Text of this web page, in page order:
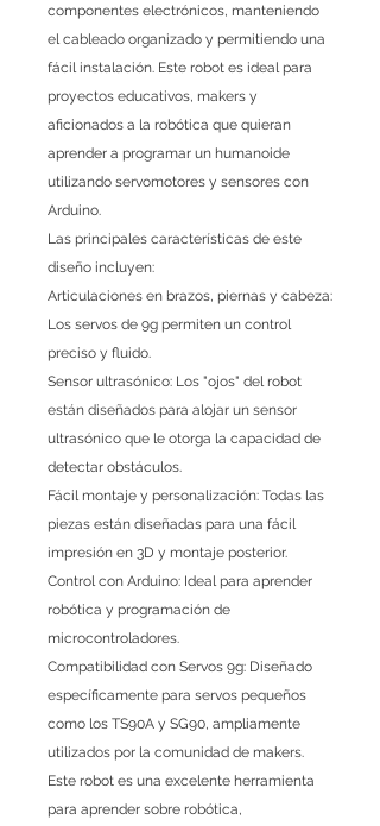
componentes electrónicos, manteniendo
el cableado organizado y permitiendo una
fácil instalación. Este robot es ideal para
proyectos educativos, makers y
aficionados a la robótica que quieran
aprender a programar un humanoide
utilizando servomotores y sensores con
Arduino.
Las principales características de este
diseño incluyen:
Articulaciones en brazos, piernas y cabeza:
Los servos de 9g permiten un control
preciso y fluido.
Sensor ultrasónico: Los "ojos" del robot
están diseñados para alojar un sensor
ultrasónico que le otorga la capacidad de
detectar obstáculos.
Fácil montaje y personalización: Todas las
piezas están diseñadas para una fácil
impresión en 3D y montaje posterior.
Control con Arduino: Ideal para aprender
robótica y programación de
microcontroladores.
Compatibilidad con Servos 9g: Diseñado
específicamente para servos pequeños
como los TS90A y SG90, ampliamente
utilizados por la comunidad de makers.
Este robot es una excelente herramienta
para aprender sobre robótica,